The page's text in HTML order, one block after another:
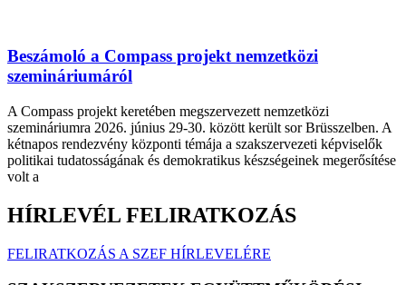
Beszámoló a Compass projekt nemzetközi
szemináriumáról
A Compass projekt keretében megszervezett nemzetközi
szemináriumra 2026. június 29-30. között került sor Brüsszelben. A
kétnapos rendezvény központi témája a szakszervezeti képviselők
politikai tudatosságának és demokratikus készségeinek megerősítése
volt a
HÍRLEVÉL FELIRATKOZÁS
FELIRATKOZÁS A SZEF HÍRLEVELÉRE